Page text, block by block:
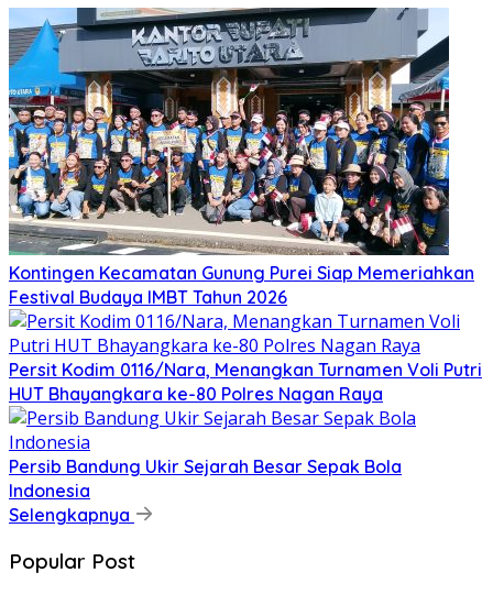
Kontingen Kecamatan Gunung Purei Siap Memeriahkan
Festival Budaya IMBT Tahun 2026
Persit Kodim 0116/Nara, Menangkan Turnamen Voli Putri
HUT Bhayangkara ke-80 Polres Nagan Raya
Persib Bandung Ukir Sejarah Besar Sepak Bola
Indonesia
Selengkapnya
Popular Post